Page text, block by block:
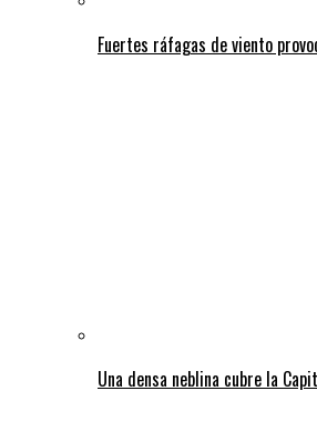
Fuertes ráfagas de viento
Una densa neblina cubre la